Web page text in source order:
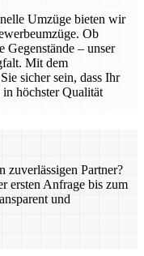
Umzüge bieten wir
Ob
– unser
Mit dem
sicher sein, dass Ihr
höchster Qualität
zuverlässigen Partner?
ersten Anfrage bis zum
und